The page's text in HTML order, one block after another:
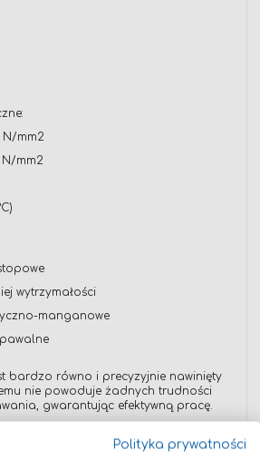
N/mm2
N/mm2
wytrzymałości
manganowe
bardzo równo i precyzyjnie nawinięty
nie powoduje żadnych trudności
gwarantując efektywną pracę.
Polityka prywatności